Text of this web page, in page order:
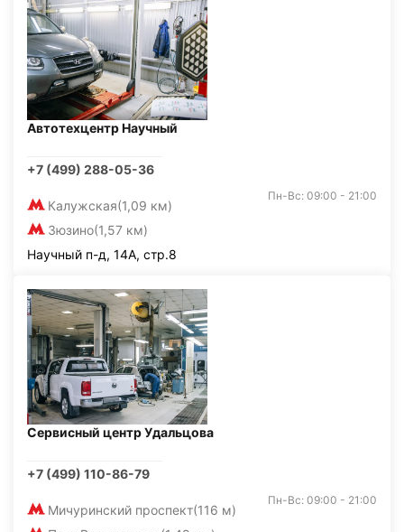
Автотехцентр Научный
+7 (499) 288-05-36
Калужская(1,09 км)
Зюзино(1,57 км)
Пн-Вс: 09:00 - 21:00
Научный п-д, 14А, стр.8
Сервисный центр Удальцова
+7 (499) 110-86-79
Мичуринский проспект(116 м)
Пн-Вс: 09:00 - 21:00